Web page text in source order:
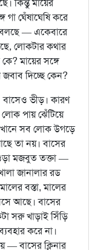
কিন্তু মায়ের
ঘেঁষাঘেষি করে
— একেবারে
লোকটার কথার
মায়ের সঙ্গে
দিচ্ছে কেন?
ভীড়। কারণ
পায় ঝেঁটিয়ে
সব লোক উগড়ে
তা নয়। বাসের
মজবুত তক্তা —
জানালার রড
বস্তা, মালের
আছে। বাসের
সরু খাড়াই সিঁড়ি
করে না।
— বাসের ক্লিনার